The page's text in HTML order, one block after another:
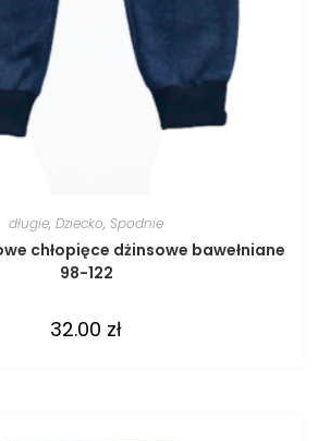
długie, Dziecko, Spodnie
chłopięce dżinsowe bawełniane
98-122
32.00 zł